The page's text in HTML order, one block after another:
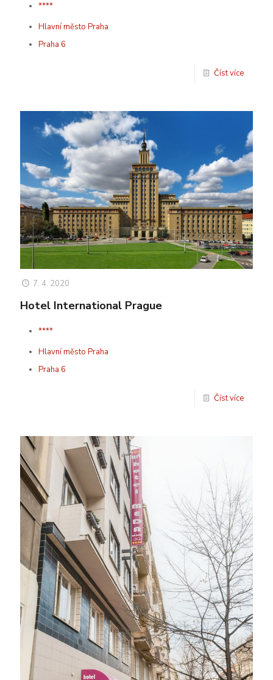
****
Hlavní město Praha
Praha 6
Číst více
7. 4. 2020
Hotel International Prague
****
Hlavní město Praha
Praha 6
Číst více